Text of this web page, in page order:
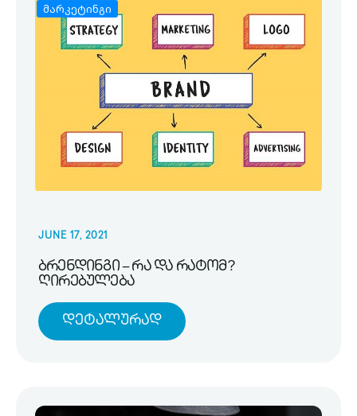
მარკეტინგი
JUNE 17, 2021
ბრენდინგი – რა და რატომ?
ღირებულება
Დეტალურად